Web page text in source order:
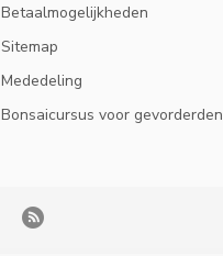
Betaalmogelijkheden
Sitemap
Mededeling
Bonsaicursus voor gevorderden